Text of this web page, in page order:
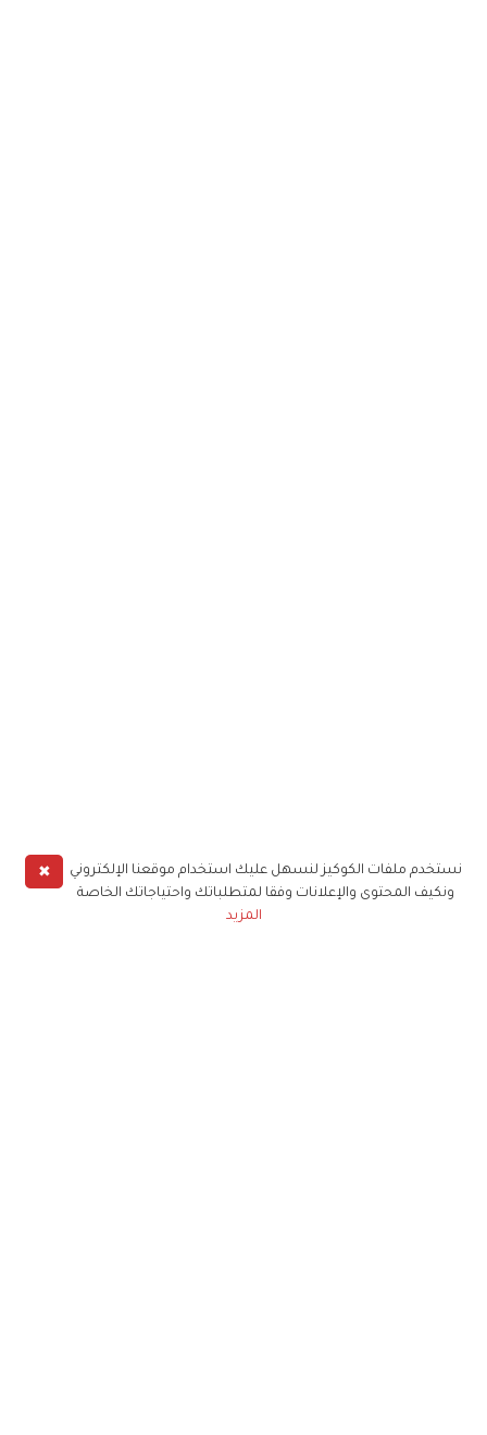
✖
نستخدم ملفات الكوكيز لنسهل عليك استخدام موقعنا الإلكتروني
ونكيف المحتوى والإعلانات وفقا لمتطلباتك واحتياجاتك الخاصة
المزيد